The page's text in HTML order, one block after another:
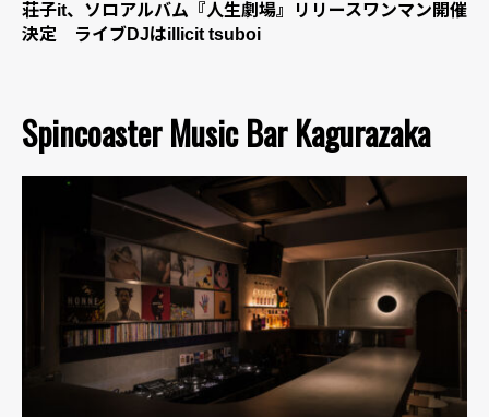
荘子it、ソロアルバム『人生劇場』リリースワンマン開催
決定 ライブDJはillicit tsuboi
Spincoaster Music Bar Kagurazaka